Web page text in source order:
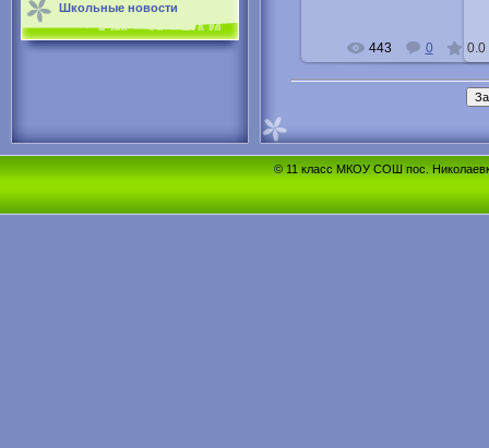
Школьные новости
443 0 0.0
© 11 класс МКОУ СОШ пос.